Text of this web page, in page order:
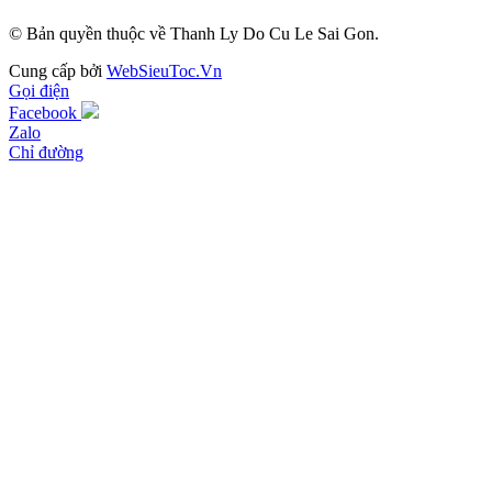
© Bản quyền thuộc về Thanh Ly Do Cu Le Sai Gon.
Cung cấp bởi WebSieuToc.Vn
Gọi điện
Facebook
Zalo
Chỉ đường